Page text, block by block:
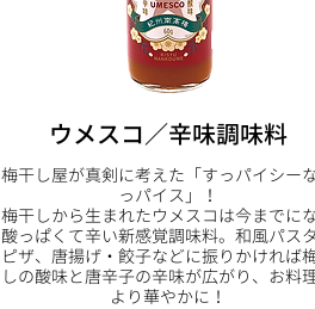
ウメスコ／辛味調味料
梅干し屋が真剣に考えた「すっパイシー
っパイス」！
梅干しから生まれたウメスコは今までに
酸っぱくて辛い新感覚調味料。和風パス
ピザ、唐揚げ・餃子などに振りかければ
しの酸味と唐辛子の辛味が広がり、お料
より華やかに！